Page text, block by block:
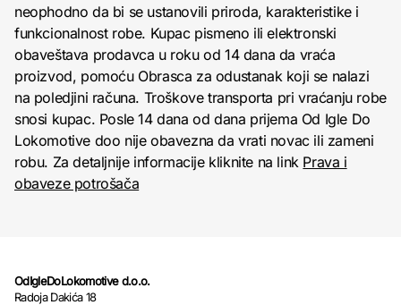
neophodno da bi se ustanovili priroda, karakteristike i
funkcionalnost robe. Kupac pismeno ili elektronski
obaveštava prodavca u roku od 14 dana da vraća
proizvod, pomoću Obrasca za odustanak koji se nalazi
na poledjini računa. Troškove transporta pri vraćanju robe
snosi kupac. Posle 14 dana od dana prijema Od Igle Do
Lokomotive doo nije obavezna da vrati novac ili zameni
robu. Za detaljnije informacije kliknite na link Prava i
obaveze potrošača
OdIgleDoLokomotive d.o.o.
Radoja Dakića 18